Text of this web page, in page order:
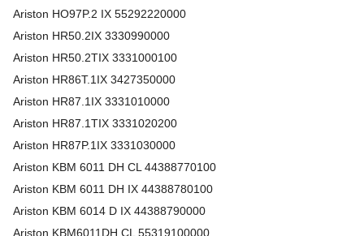
Ariston HO97P.2 IX 55292220000
Ariston HR50.2IX 3330990000
Ariston HR50.2TIX 3331000100
Ariston HR86T.1IX 3427350000
Ariston HR87.1IX 3331010000
Ariston HR87.1TIX 3331020200
Ariston HR87P.1IX 3331030000
Ariston KBM 6011 DH CL 44388770100
Ariston KBM 6011 DH IX 44388780100
Ariston KBM 6014 D IX 44388790000
Ariston KBM6011DH CL 55319100000